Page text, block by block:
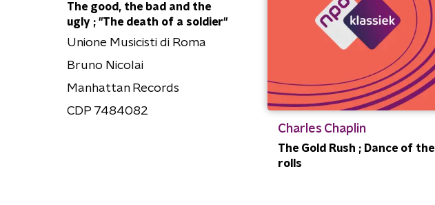
The good, the bad and the
ugly ; "The death of a soldier"
Unione Musicisti di Roma
Bruno Nicolai
Manhattan Records
CDP 7484082
Charles Chaplin
The Gold Rush ; Dance of the
rolls